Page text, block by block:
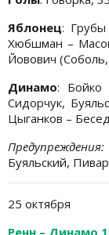
Яблонец:
Хюбшман –
Йовович
Динамо: Бойко
Сидорчук,
Цыганков –
Предупреждения:
Буяльский,
25 октября
Ренн – Динамо